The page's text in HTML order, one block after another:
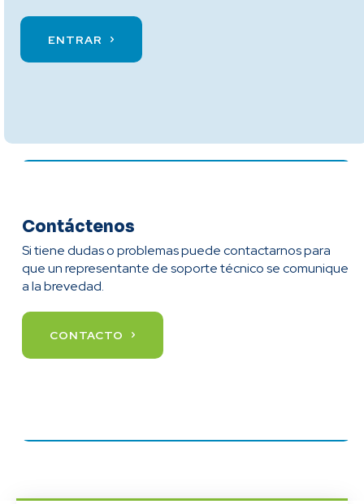
ENTRAR
Contáctenos
Si tiene dudas o problemas puede contactarnos para
que un representante de soporte técnico se comunique
a la brevedad.
CONTACTO